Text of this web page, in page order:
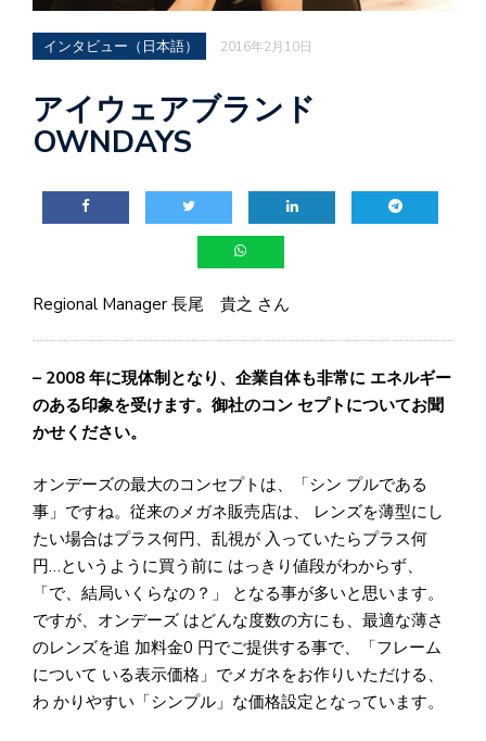
インタビュー（日本語） 2016年2月10日
アイウェアブランド
OWNDAYS
Regional Manager 長尾 貴之 さん
– 2008 年に現体制となり、企業自体も非常に エネルギー
のある印象を受けます。御社のコン セプトについてお聞
かせください。
オンデーズの最大のコンセプトは、「シン プルである
事」ですね。従来のメガネ販売店は、 レンズを薄型にし
たい場合はプラス何円、乱視が 入っていたらプラス何
円…というように買う前に はっきり値段がわからず、
「で、結局いくらなの？」 となる事が多いと思います。
ですが、オンデーズ はどんな度数の方にも、最適な薄さ
のレンズを追 加料金0 円でご提供する事で、「フレーム
について いる表示価格」でメガネをお作りいただける、
わ かりやすい「シンプル」な価格設定となっています。